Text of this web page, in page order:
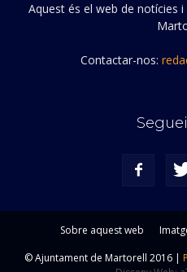
Aquest és el web de notícies
Contactar-nos:
Sobre aquest web
© Ajuntament de Martorell 2016 |